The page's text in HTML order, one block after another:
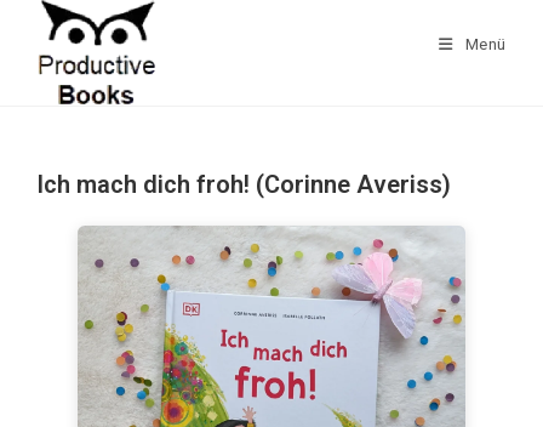
springen
Menü
Ich mach dich froh! (Corinne Averiss)